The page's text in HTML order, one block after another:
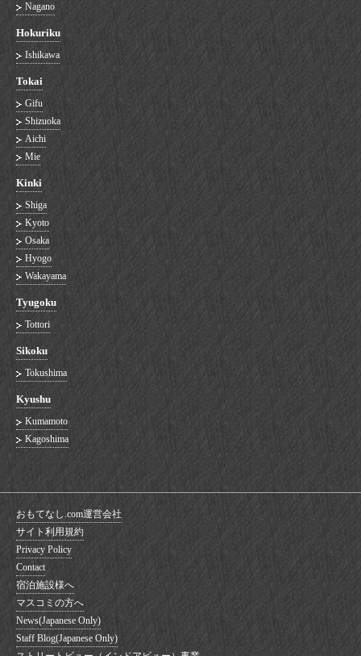
Nagano
Hokuriku
Ishikawa
Tokai
Gifu
Shizuoka
Aichi
Mie
Kinki
Shiga
Kyoto
Osaka
Hyogo
Wakayama
Tyugoku
Tottori
Sikoku
Tokushima
Kyushu
Kumamoto
Kagoshima
おもてなし.com運営会社
サイト利用規約
Privacy Policy
Contact
宿泊施設様へ
マスコミの方へ
News(Japanese Only)
Staff Blog(Japanese Only)